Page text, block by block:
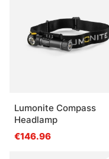
Lumonite Compass
Headlamp
€146.96